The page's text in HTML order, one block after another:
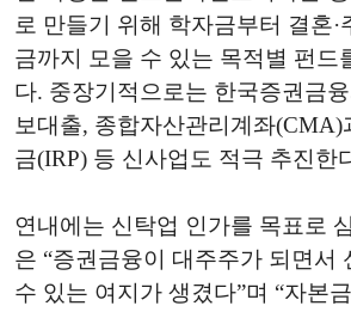
로 만들기 위해 학자금부터 결혼
금까지 모을 수 있는 목적별 펀드
다. 중장기적으로는 한국증권금
보대출, 종합자산관리계좌(CMA)
금(IRP) 등 신사업도 적극 추진한
연내에는 신탁업 인가를 목표로
은 “증권금융이 대주주가 되면서
수 있는 여지가 생겼다”며 “자본